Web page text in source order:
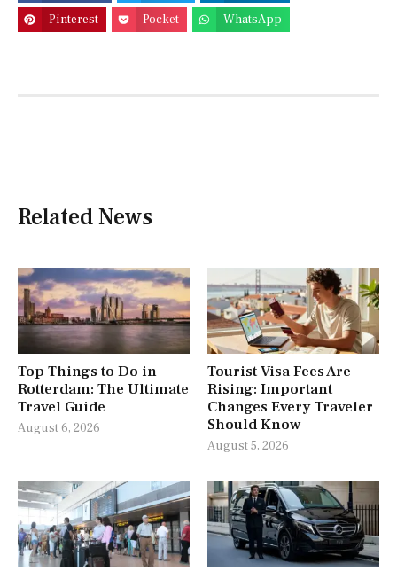
Pinterest
Pocket WhatsApp
Related News
Top Things to Do in
Rotterdam: The Ultimate
Travel Guide
August 6, 2026
Tourist Visa Fees Are
Rising: Important
Changes Every Traveler
Should Know
August 5, 2026